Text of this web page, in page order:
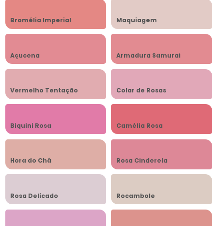
Bromélia Imperial Maquiagem
Açucena Armadura Samurai
Vermelho Tentação Colar de Rosas
Biquini Rosa Camélia Rosa
Hora do Chá Rosa Cinderela
Rosa Delicado Rocambole